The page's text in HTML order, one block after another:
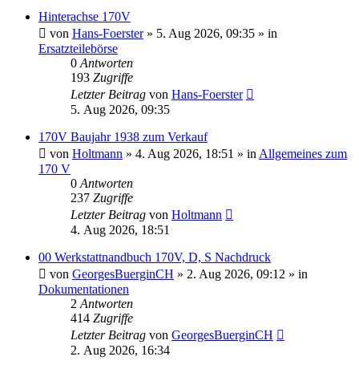
Hinterachse 170V
von Hans-Foerster» 5. Aug 2026, 09:35 » in
Ersatzteilebörse
0 Antworten
193 Zugriffe
Letzter Beitrag von Hans-Foerster
5. Aug 2026, 09:35
170V Baujahr 1938 zum Verkauf
von Holtmann » 4. Aug 2026, 18:51 » in Allgemeines zum
170 V
0 Antworten
237 Zugriffe
Letzter Beitrag von Holtmann
4. Aug 2026, 18:51
00 Werkstattnandbuch 170V, D, S Nachdruck
von GeorgesBuerginCH » 2. Aug 2026, 09:12 » in
Dokumentationen
2 Antworten
414 Zugriffe
Letzter Beitrag von GeorgesBuerginCH
2. Aug 2026, 16:34